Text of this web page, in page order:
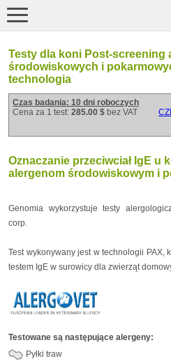
Testy dla koni Post-screening
środowiskowych i
technologia
Czas badania: 10 dni roboczych
Cena za 1 test: 285.00 $ bez VAT
Oznaczanie przeciwciał IgE u
alergenom środowiskowym i
Genomia wykorzystuje testy
corp.
Test wykonywany jest w technologii PAX,
testem IgE w surowicy dla zwierząt
Testowane są następujące alergeny:
Pyłki traw